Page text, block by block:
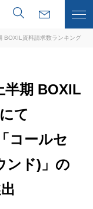
徴
ロー
キット
BOXIL資料請求数ランキング」
半期 BOXIL
て
コールセ
ンド)」の